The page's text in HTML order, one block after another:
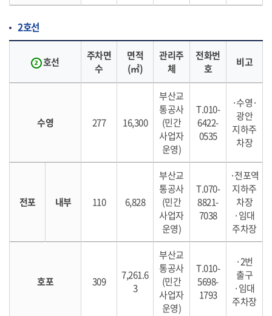
2호선
호선
주차면
수
면적
(㎡)
관리주
체
전화번
호
비고
수영 277 16,300
부산교
통공사
(민간
사업자
운영)
T.010-
6422-
0535
·수영·
광안
지하주
차장
전포 내부 110 6,828
부산교
통공사
(민간
사업자
운영)
T.070-
8821-
7038
·전포역
지하주
차장
·임대
주차장
호포 309
7,261.6
3
부산교
통공사
(민간
사업자
운영)
T.010-
5698-
1793
·2번
출구
·임대
주차장